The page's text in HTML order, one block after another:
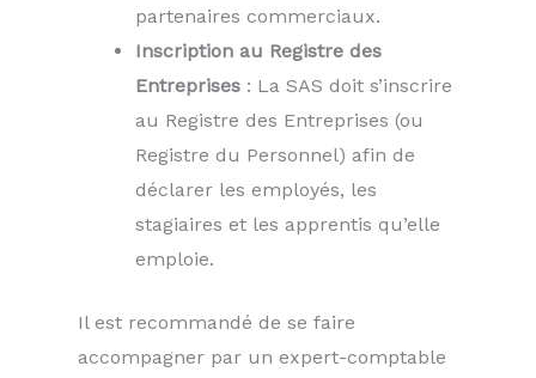
partenaires commerciaux.
Inscription au Registre des
Entreprises : La SAS doit s’inscrire
au Registre des Entreprises (ou
Registre du Personnel) afin de
déclarer les employés, les
stagiaires et les apprentis qu’elle
emploie.
Il est recommandé de se faire
accompagner par un expert-comptable